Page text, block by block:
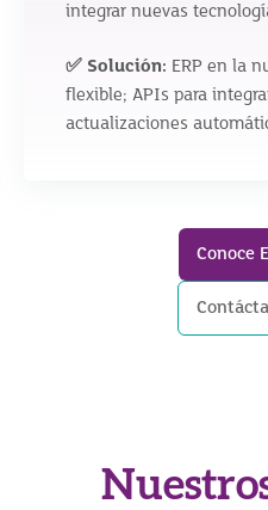
integrar nuevas
✅ Solución: ERP en la
flexible; APIs para
actualizaciones
Conoce